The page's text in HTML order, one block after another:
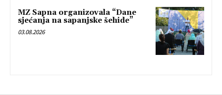
MZ Sapna organizovala “Dane
sjećanja na sapanjske šehide”
03.08.2026